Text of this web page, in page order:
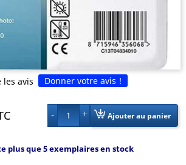
les avis Donner votre avis !
1 Ajouter au panier
plus que 5 exemplaires en stock